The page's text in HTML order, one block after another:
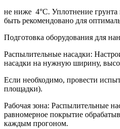
не ниже 4°C. Уплотнение грунта
быть рекомендовано для
Подготовка оборудования для
Распылительные насадки:
насадки на нужную ширину,
Если необходимо, провести
площадки).
Рабочая зона: Распылительные
равномерное покрытие
каждым прогоном.